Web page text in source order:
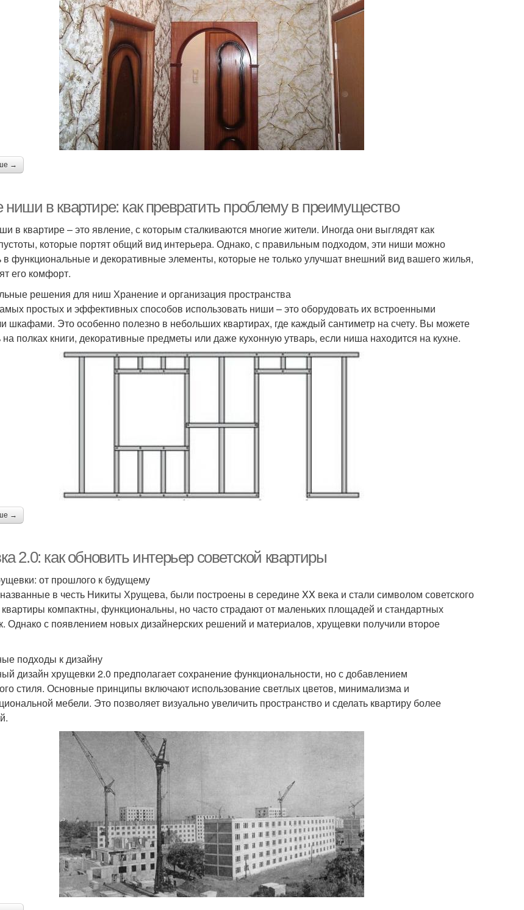
→
в квартире: как превратить проблему в преимущество
в квартире – это явление, с которым сталкиваются многие жители. Иногда они выглядят как
которые портят общий вид интерьера. Однако, с правильным подходом, эти ниши можно
в функциональные и декоративные элементы, которые не только улучшат внешний вид вашего жилья,
его комфорт.
решения для ниш Хранение и организация пространства
простых и эффективных способов использовать ниши – это оборудовать их встроенными
шкафами. Это особенно полезно в небольших квартирах, где каждый сантиметр на счету. Вы можете
на полках книги, декоративные предметы или даже кухонную утварь, если ниша находится на кухне.
→
2.0: как обновить интерьер советской квартиры
от прошлого к будущему
в честь Никиты Хрущева, были построены в середине XX века и стали символом советского
компактны, функциональны, но часто страдают от маленьких площадей и стандартных
Однако с появлением новых дизайнерских решений и материалов, хрущевки получили второе
подходы к дизайну
дизайн хрущевки 2.0 предполагает сохранение функциональности, но с добавлением
стиля. Основные принципы включают использование светлых цветов, минимализма и
мебели. Это позволяет визуально увеличить пространство и сделать квартиру более